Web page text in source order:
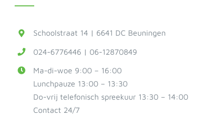
Schoolstraat 14 | 6641 DC Beuningen
024-6776446 | 06-12870849
Ma-di-woe 9:00 – 16:00
Lunchpauze 13:00 – 13:30
Do-vrij telefonisch spreekuur 13:30 – 14:00
Contact 24/7